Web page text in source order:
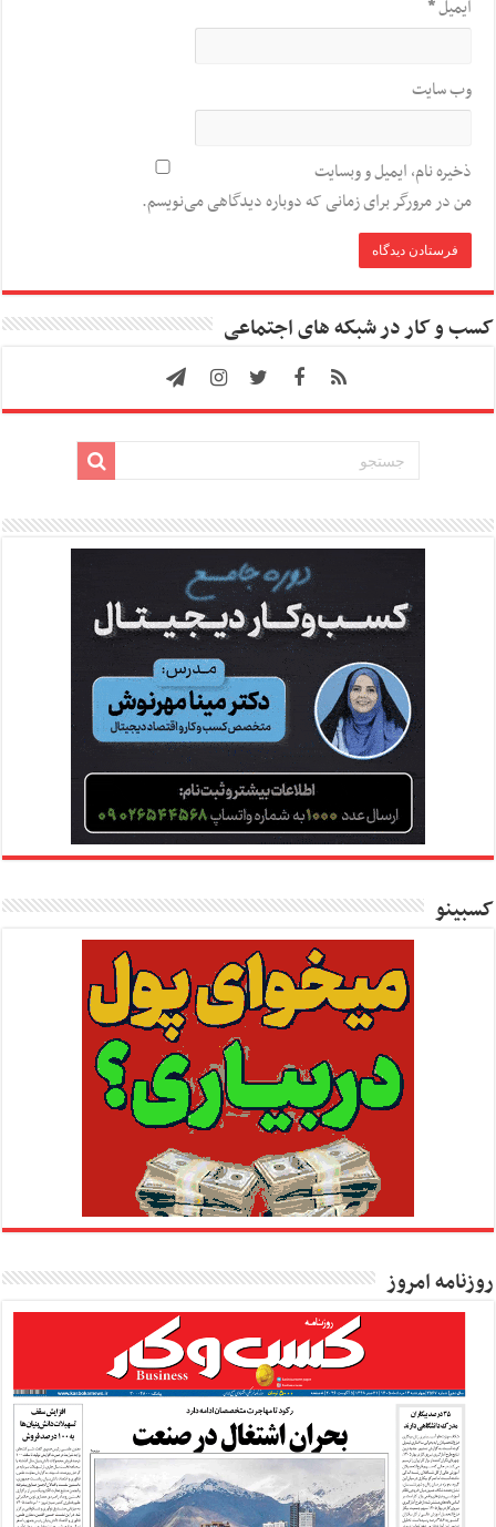
ایمیل*
وب‌ سایت
ذخیره نام، ایمیل و وبسایت
من در مرورگر برای زمانی که دوباره دیدگاهی می‌نویسم.
کسب و کار در شبکه های اجتماعی
کسبینو
روزنامه امروز